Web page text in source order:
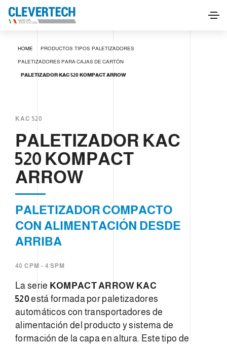
HOME PRODUCTOS TIPOS PALETIZADORES
PALETIZADORES PARA CAJAS DE CARTÒN
PALETIZADOR KAC 520 KOMPACT ARROW
KAC 520
PALETIZADOR KAC
520 KOMPACT
ARROW
PALETIZADOR COMPACTO
CON ALIMENTACIÓN DESDE
ARRIBA
40 CPM - 4 SPM
La serie KOMPACT ARROW KAC
520está formada por paletizadores
automáticos con transportadores de
alimentación del producto y sistema de
formación de la capa en altura. Este tipo de
SOLICITAR INFORMACIÓN